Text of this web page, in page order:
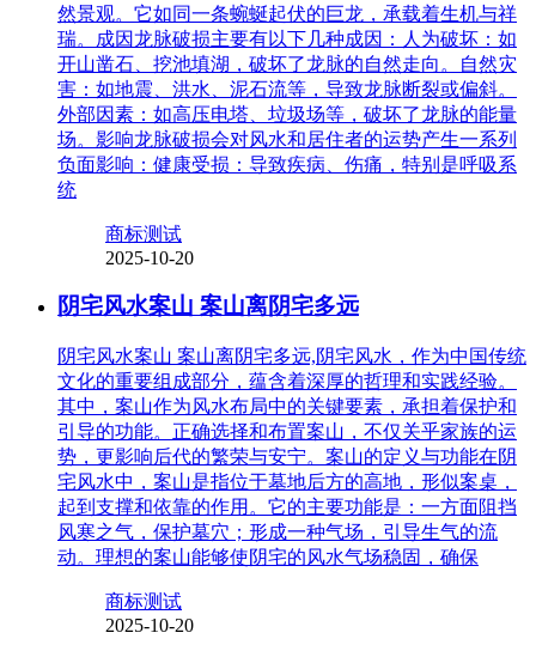
然景观。它如同一条蜿蜒起伏的巨龙，承载着生机与祥
瑞。成因龙脉破损主要有以下几种成因：人为破坏：如
开山凿石、挖池填湖，破坏了龙脉的自然走向。自然灾
害：如地震、洪水、泥石流等，导致龙脉断裂或偏斜。
外部因素：如高压电塔、垃圾场等，破坏了龙脉的能量
场。影响龙脉破损会对风水和居住者的运势产生一系列
负面影响：健康受损：导致疾病、伤痛，特别是呼吸系
统
商标测试
2025-10-20
阴宅风水案山 案山离阴宅多远
阴宅风水案山 案山离阴宅多远,阴宅风水，作为中国传统
文化的重要组成部分，蕴含着深厚的哲理和实践经验。
其中，案山作为风水布局中的关键要素，承担着保护和
引导的功能。正确选择和布置案山，不仅关乎家族的运
势，更影响后代的繁荣与安宁。案山的定义与功能在阴
宅风水中，案山是指位于墓地后方的高地，形似案桌，
起到支撑和依靠的作用。它的主要功能是：一方面阻挡
风寒之气，保护墓穴；形成一种气场，引导生气的流
动。理想的案山能够使阴宅的风水气场稳固，确保
商标测试
2025-10-20